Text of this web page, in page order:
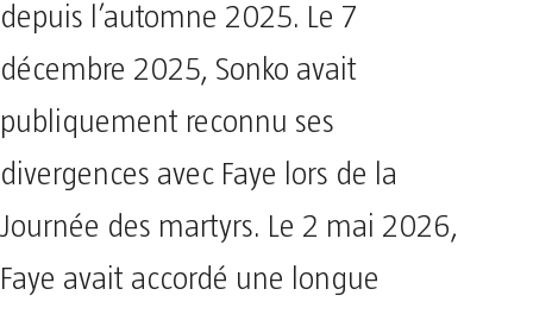
depuis l’automne 2025. Le 7
décembre 2025, Sonko avait
publiquement reconnu ses
divergences avec Faye lors de la
Journée des martyrs. Le 2 mai 2026,
Faye avait accordé une longue